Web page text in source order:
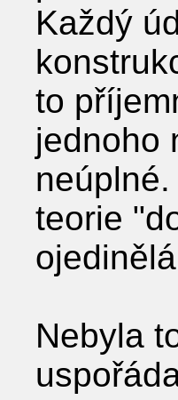
Každý
to
jednoho
teorie
Nebyla